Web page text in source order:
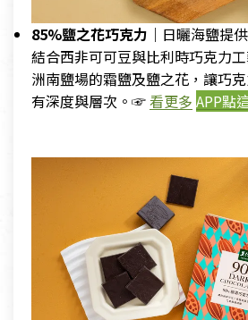
85%鹽之花巧克力｜ 日曬海鹽提
結合西非可可豆與比利時巧克力
洲南鹽場的霜鹽及鹽之花，讓巧
有深度與層次。☞看更多 APP點